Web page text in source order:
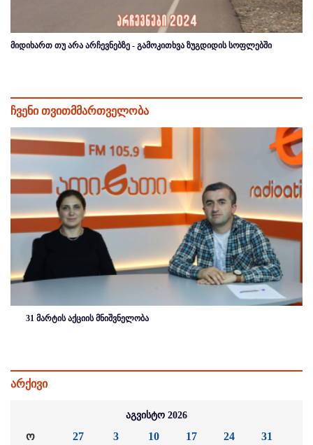
მიდიხართ თუ არა არჩევნებზე - გამოკითხვა ზუგდიდის სოფლებში
ჩვენი თვითმმართველობა
31 მარტის აქციის მნიშვნელობა
არქივი
აგვისტო 2026
ო 27 3 10 17 24 31